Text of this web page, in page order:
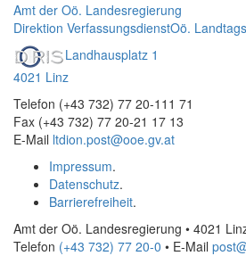
Amt der Oö. Landesregierung
Direktion VerfassungsdienstOö.
Landhausplatz 1
4021 Linz
Telefon (+43 732) 77 20-111 71
Fax (+43 732) 77 20-21 17 13
E-Mail ltdion.post@ooe.gv.at
Impressum.
Datenschutz.
Barrierefreiheit.
Amt der Oö. Landesregierung • 4021
Telefon (+43 732) 77 20-0 • E-Mail